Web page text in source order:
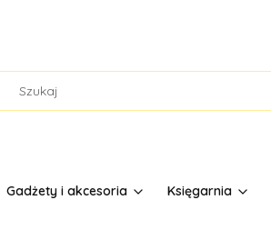
Gadżety i akcesoria Księgarnia